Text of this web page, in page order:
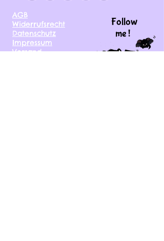
AGB
Widerrufsrecht
Datenschutz
Impressum
Versand
Follow
me !